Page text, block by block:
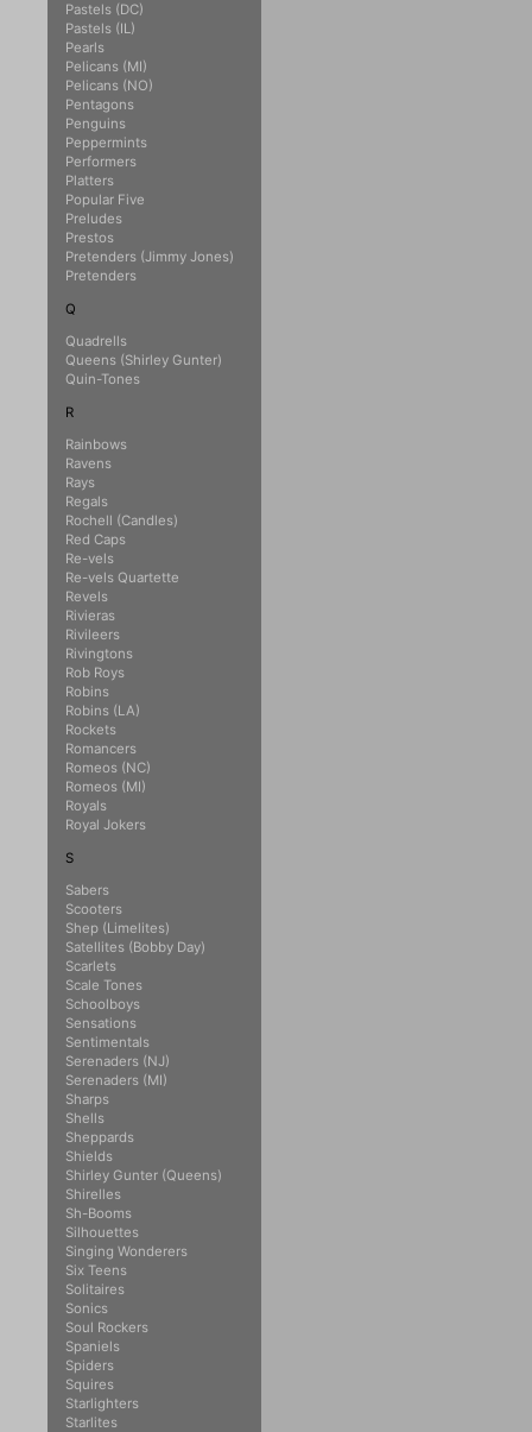
Pastels (DC)
Pastels (IL)
Pearls
Pelicans (MI)
Pelicans (NO)
Pentagons
Penguins
Peppermints
Performers
Platters
Popular Five
Preludes
Prestos
Pretenders (Jimmy Jones)
Pretenders
Q
Quadrells
Queens (Shirley Gunter)
Quin-Tones
R
Rainbows
Ravens
Rays
Regals
Rochell (Candles)
Red Caps
Re-vels
Re-vels Quartette
Revels
Rivieras
Rivileers
Rivingtons
Rob Roys
Robins
Robins (LA)
Rockets
Romancers
Romeos (NC)
Romeos (MI)
Royals
Royal Jokers
S
Sabers
Scooters
Shep (Limelites)
Satellites (Bobby Day)
Scarlets
Scale Tones
Schoolboys
Sensations
Sentimentals
Serenaders (NJ)
Serenaders (MI)
Sharps
Shells
Sheppards
Shields
Shirley Gunter (Queens)
Shirelles
Sh-Booms
Silhouettes
Singing Wonderers
Six Teens
Solitaires
Sonics
Soul Rockers
Spaniels
Spiders
Squires
Starlighters
Starlites